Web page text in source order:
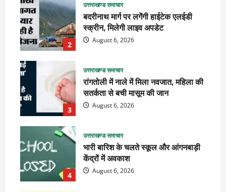
2
उत्तराखण्ड समाचार
बदरीनाथ मार्ग पर लगेंगी हाईटेक एलईडी
स्क्रीन, मिलेगी लाइव अपडेट
August 6, 2026
3
उत्तराखण्ड समाचार
रांगतोली में नाले में मिला नवजात, महिला की
सतर्कता से बची मासूम की जान
August 6, 2026
4
उत्तराखण्ड समाचार
भारी बारिश के चलते स्कूल और आंगनबाड़ी
केंद्रों में अवकाश
August 6, 2026